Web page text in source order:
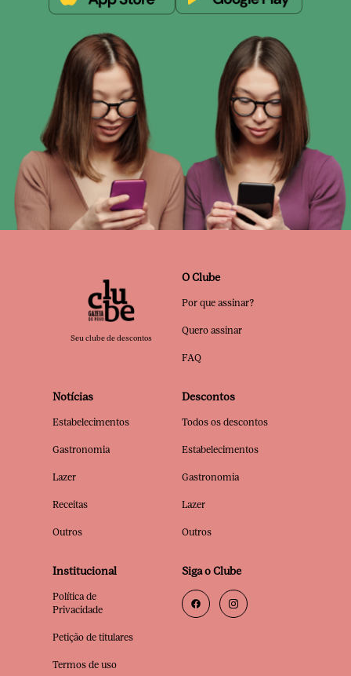
Seu clube de descontos
O Clube
Por que assinar?
Quero assinar
FAQ
Notícias
Estabelecimentos
Gastronomia
Lazer
Receitas
Outros
Descontos
Todos os descontos
Estabelecimentos
Gastronomia
Lazer
Outros
Institucional
Política de
Privacidade
Petição de titulares
Termos de uso
Siga o Clube